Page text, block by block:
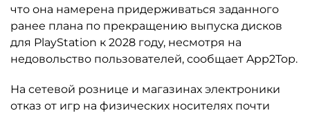
что она намерена придерживаться заданного
ранее плана по прекращению выпуска дисков
для PlayStation к 2028 году, несмотря на
недовольство пользователей, сообщает App2Top.
На сетевой рознице и магазинах электроники
отказ от игр на физических носителях почти